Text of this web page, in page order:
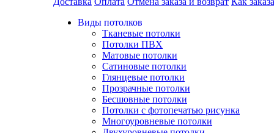
Виды потолков
Тканевые потолки
Потолки ПВХ
Матовые потолки
Сатиновые потолки
Глянцевые потолки
Прозрачные потолки
Бесшовные потолки
Потолки с фотопечатью рисунка
Многоуровневые потолки